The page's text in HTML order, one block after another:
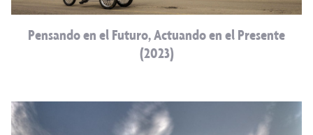
Pensando en el Futuro, Actuando en el Presente
(2023)